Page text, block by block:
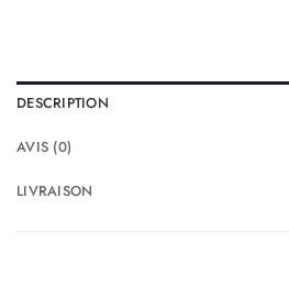
DESCRIPTION
AVIS (0)
LIVRAISON